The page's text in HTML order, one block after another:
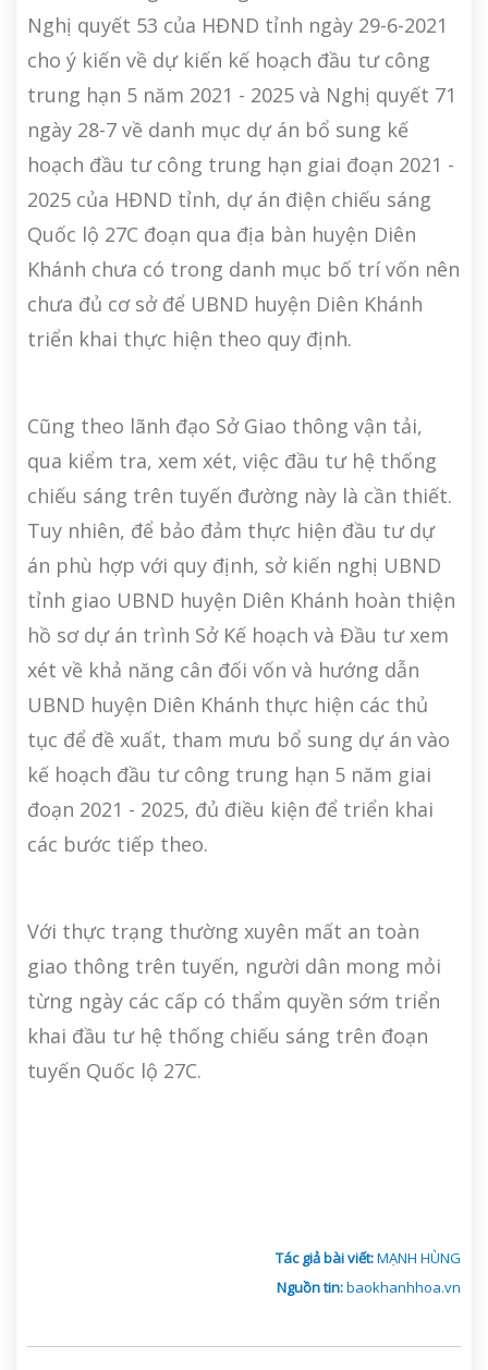
Nghị quyết 53 của HĐND tỉnh ngày 29-6-2021
cho ý kiến về dự kiến kế hoạch đầu tư công
trung hạn 5 năm 2021 - 2025 và Nghị quyết 71
ngày 28-7 về danh mục dự án bổ sung kế
hoạch đầu tư công trung hạn giai đoạn 2021 -
2025 của HĐND tỉnh, dự án điện chiếu sáng
Quốc lộ 27C đoạn qua địa bàn huyện Diên
Khánh chưa có trong danh mục bố trí vốn nên
chưa đủ cơ sở để UBND huyện Diên Khánh
triển khai thực hiện theo quy định.
Cũng theo lãnh đạo Sở Giao thông vận tải,
qua kiểm tra, xem xét, việc đầu tư hệ thống
chiếu sáng trên tuyến đường này là cần thiết.
Tuy nhiên, để bảo đảm thực hiện đầu tư dự
án phù hợp với quy định, sở kiến nghị UBND
tỉnh giao UBND huyện Diên Khánh hoàn thiện
hồ sơ dự án trình Sở Kế hoạch và Đầu tư xem
xét về khả năng cân đối vốn và hướng dẫn
UBND huyện Diên Khánh thực hiện các thủ
tục để đề xuất, tham mưu bổ sung dự án vào
kế hoạch đầu tư công trung hạn 5 năm giai
đoạn 2021 - 2025, đủ điều kiện để triển khai
các bước tiếp theo.
Với thực trạng thường xuyên mất an toàn
giao thông trên tuyến, người dân mong mỏi
từng ngày các cấp có thẩm quyền sớm triển
khai đầu tư hệ thống chiếu sáng trên đoạn
tuyến Quốc lộ 27C.
Tác giả bài viết:MẠNH HÙNG
Nguồn tin:baokhanhhoa.vn